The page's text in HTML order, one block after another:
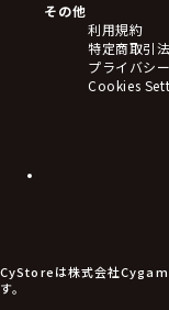
ステッカー
タペスト
アームサ
ブレードホ
食品・飲
アパレル小
アクセサ
その他
利用規約
特定商取引
プライバシ
Cookies
CyStoreは株式会社
す。